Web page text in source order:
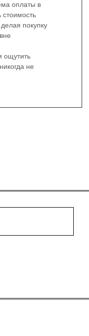
оплаты в
покупку
ощутить
не